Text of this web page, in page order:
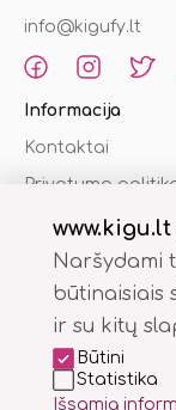
info@kigufy.lt
Informacija
Kontaktai
Privatumo
Pirkimo sąlygos
Naršydami
būtinaisiais
ir su kitų
Būtini
Statistika
Išsamią